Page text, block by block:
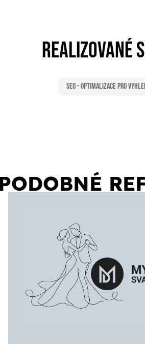
REALIZOVANÉ
SEO - Optimalizace pro